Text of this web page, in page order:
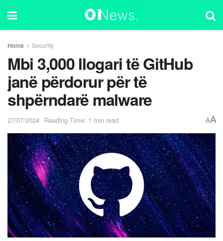
Home Security
Mbi 3,000 llogari të GitHub
janë përdorur për të
shpërndarë malware
27/07/2024 Reading Time: 1 min read AA